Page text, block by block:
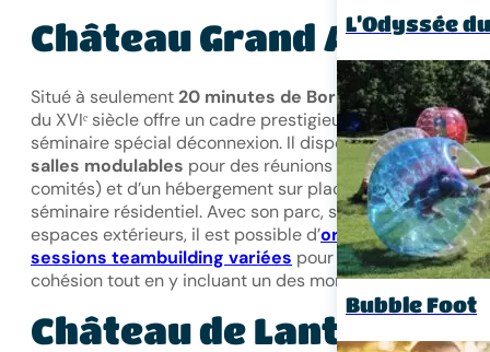
L’Odyssée
Bubble Foot
Château Grand Arnaud
Situé à seulement20 minutes de Bordeaux, ce château
du XVIᵉ siècle offre un cadre prestigieux pour combiner
séminaire spécial déconnexion. Il dispose de plusieurs
salles modulables pour des réunions (plénières, ateliers,
comités) et d’un hébergement sur place pour envisager
séminaire résidentiel. Avec son parc, sa piscine et ses
espaces extérieurs, il est possible d’organiser des
sessions teambuilding variées pour renforcer la
cohésion tout en y incluant un des moments de détente.
Château de Lantic